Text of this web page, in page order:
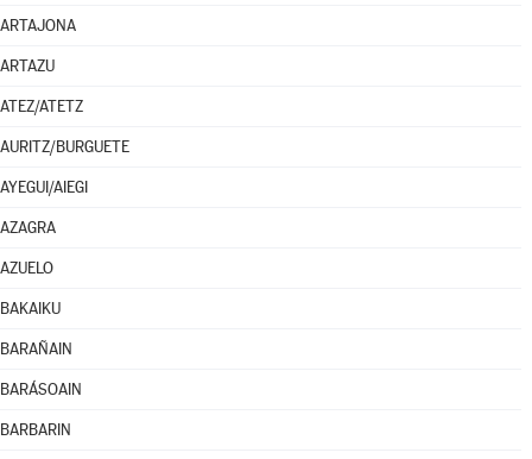
ARTAJONA
ARTAZU
ATEZ/ATETZ
AURITZ/BURGUETE
AYEGUI/AIEGI
AZAGRA
AZUELO
BAKAIKU
BARAÑAIN
BARÁSOAIN
BARBARIN